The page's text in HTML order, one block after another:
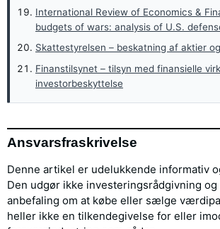
International Review of Economics &
budgets of wars: analysis of U.S.
Skattestyrelsen – beskatning af aktier
Finanstilsynet – tilsyn med finansielle
investorbeskyttelse
Ansvarsfraskrivelse
Denne artikel er udelukkende informativ
Den udgør ikke investeringsrådgivning
anbefaling om at købe eller sælge
heller ikke en tilkendegivelse for eller